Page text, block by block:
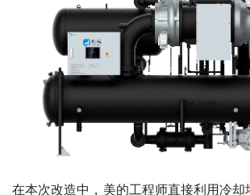
在本次改造中，美的工程师直接利用冷却